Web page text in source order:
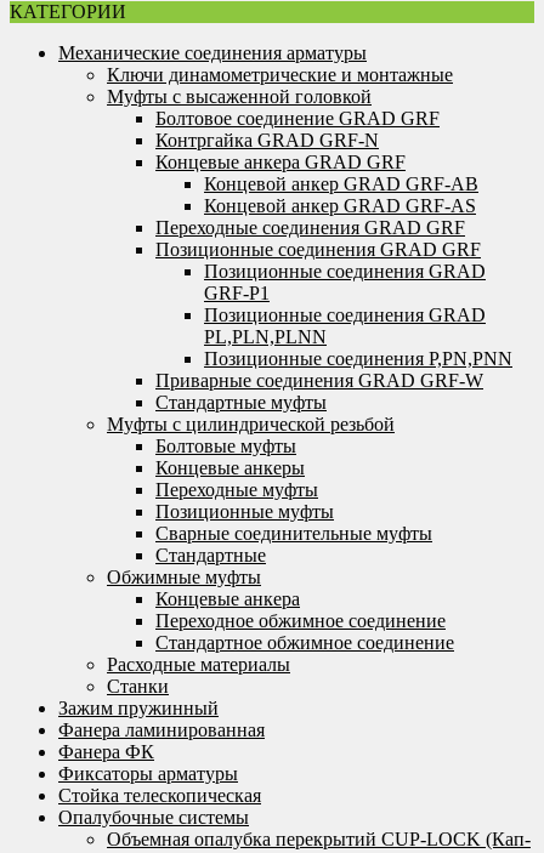
КАТЕГОРИИ
Механические соединения арматуры
Ключи динамометрические и монтажные
Муфты с высаженной головкой
Болтовое соединение GRAD GRF
Контргайка GRAD GRF-N
Концевые анкера GRAD GRF
Концевой анкер GRAD GRF-AB
Концевой анкер GRAD GRF-AS
Переходные соединения GRAD GRF
Позиционные соединения GRAD GRF
Позиционные соединения GRAD
GRF-P1
Позиционные соединения GRAD
PL,PLN,PLNN
Позиционные соединения P,PN,PNN
Приварные соединения GRAD GRF-W
Стандартные муфты
Муфты с цилиндрической резьбой
Болтовые муфты
Концевые анкеры
Переходные муфты
Позиционные муфты
Сварные соединительные муфты
Стандартные
Обжимные муфты
Концевые анкера
Переходное обжимное соединение
Стандартное обжимное соединение
Расходные материалы
Станки
Зажим пружинный
Фанера ламинированная
Фанера ФК
Фиксаторы арматуры
Стойка телескопическая
Опалубочные системы
Объемная опалубка перекрытий CUP-LOCK (Кап-